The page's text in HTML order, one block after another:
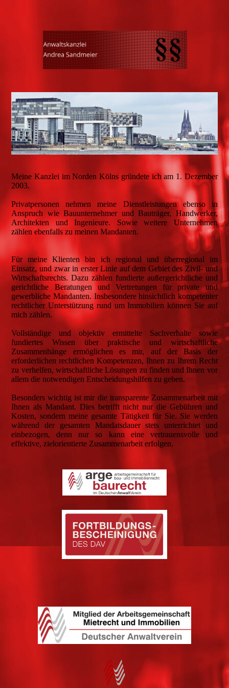
Meine Kanzlei im Norden Kölns gründete ich am 1. Dezember
2003.
Privatpersonen nehmen meine Dienstleistungen ebenso in
Anspruch wie Bauunternehmer und Bauträger, Handwerker,
Architekten und Ingenieure. Sowie weitere Unternehmen
zählen ebenfalls zu meinen Mandanten.
Für meine Klienten bin ich regional und überregional im
Einsatz, und zwar in erster Linie auf dem Gebiet des Zivil- und
Wirtschaftsrechts. Dazu zählen fundierte außergerichtliche und
gerichtliche Beratungen und Vertretungen für private und
gewerbliche Mandanten. Insbesondere hinsichtlich kompetenter
rechtlicher Unterstützung rund um Immobilien können Sie auf
mich zählen.
Vollständige und objektiv ermittelte Sachverhalte sowie
fundiertes Wissen über praktische und wirtschaftliche
Zusammenhänge ermöglichen es mir, auf der Basis der
erforderlichen rechtlichen Kompetenzen, Ihnen zu Ihrem Recht
zu verhelfen, wirtschaftliche Lösungen zu finden und Ihnen vor
allem die notwendigen Entscheidungshilfen zu geben.
Besonders wichtig ist mir die transparente Zusammenarbeit mit
Ihnen als Mandant. Dies betrifft nicht nur die Gebühren und
Kosten, sondern meine gesamte Tätigkeit für Sie. Sie werden
während der gesamten Mandatsdauer stets unterrichtet und
einbezogen, denn nur so kann eine vertrauensvolle und
effektive, zielorientierte Zusammenarbeit erfolgen.